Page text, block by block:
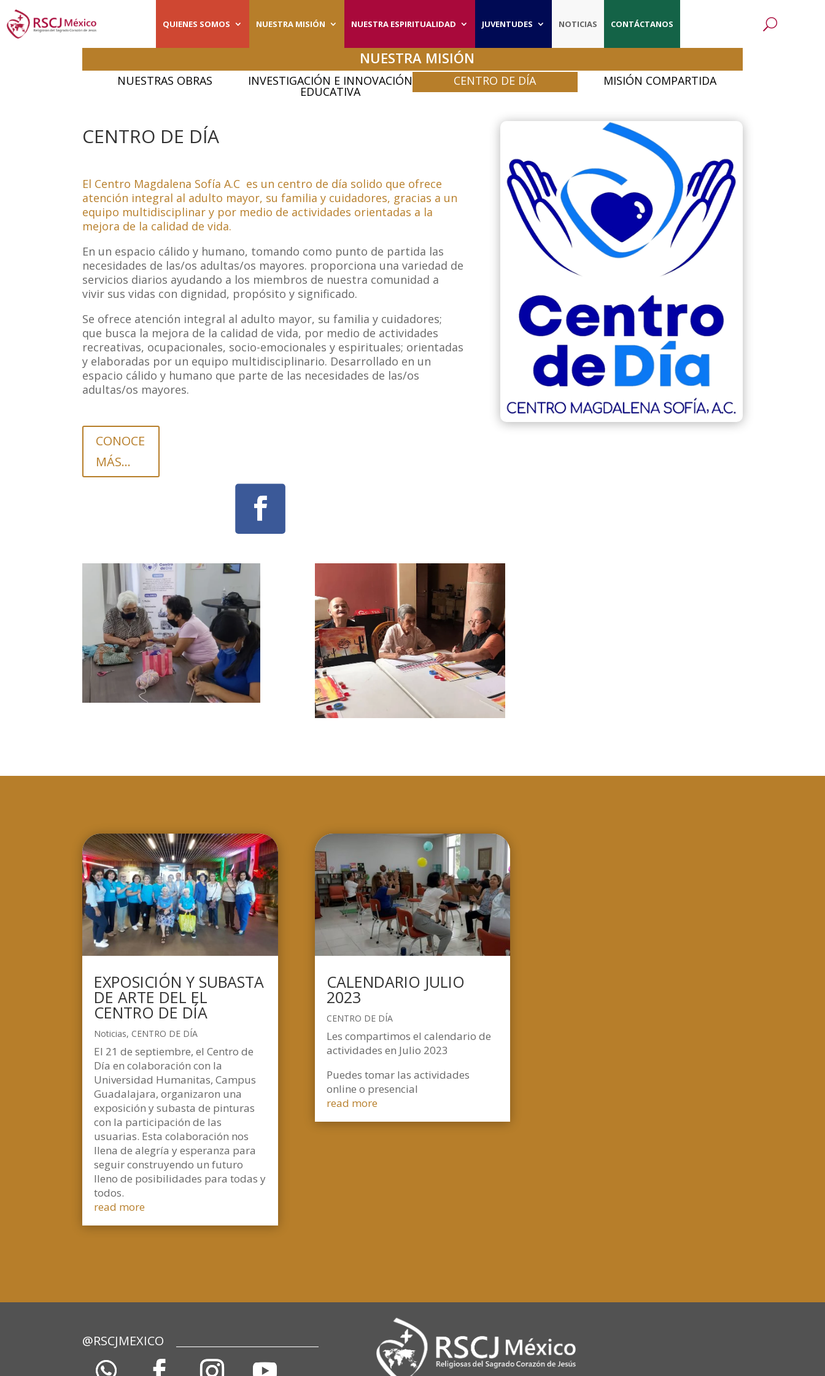
QUIENES SOMOS NUESTRA MISIÓN NUESTRA ESPIRITUALIDAD JUVENTUDES NOTICIAS CONTÁCTANOS
NUESTRA MISIÓN
NUESTRAS OBRAS INVESTIGACIÓN E INNOVACIÓN
EDUCATIVA
CENTRO DE DÍA MISIÓN COMPARTIDA
CENTRO DE DÍA
El Centro Magdalena Sofía A.C es un centro de día solido que ofrece
atención integral al adulto mayor, su familia y cuidadores, gracias a un
equipo multidisciplinar y por medio de actividades orientadas a la
mejora de la calidad de vida.
En un espacio cálido y humano, tomando como punto de partida las
necesidades de las/os adultas/os mayores. proporciona una variedad de
servicios diarios ayudando a los miembros de nuestra comunidad a
vivir sus vidas con dignidad, propósito y significado.
Se ofrece atención integral al adulto mayor, su familiay cuidadores;
que busca la mejora de la calidad de vida, por medio de actividades
recreativas, ocupacionales, socio-emocionalesy espirituales; orientadas
y elaboradas por un equipo multidisciplinario. Desarrollado en un
espacio cálidoy humano que parte de las necesidades de las/os
adultas/os mayores.
CONOCE
MÁS...
EXPOSICIÓN Y SUBASTA
DE ARTE DEL EL
CENTRO DE DÍA
Noticias, CENTRO DE DÍA
El 21 de septiembre, el Centro de
Día en colaboración con la
Universidad Humanitas, Campus
Guadalajara, organizaron una
exposición y subasta de pinturas
con la participación de las
usuarias. Esta colaboración nos
llena de alegría y esperanza para
seguir construyendo un futuro
lleno de posibilidades para todas y
todos.
read more
CALENDARIO JULIO
2023
CENTRO DE DÍA
Les compartimos el calendario de
actividades en Julio 2023
Puedes tomar las actividades
online o presencial
read more
@RSCJMEXICO